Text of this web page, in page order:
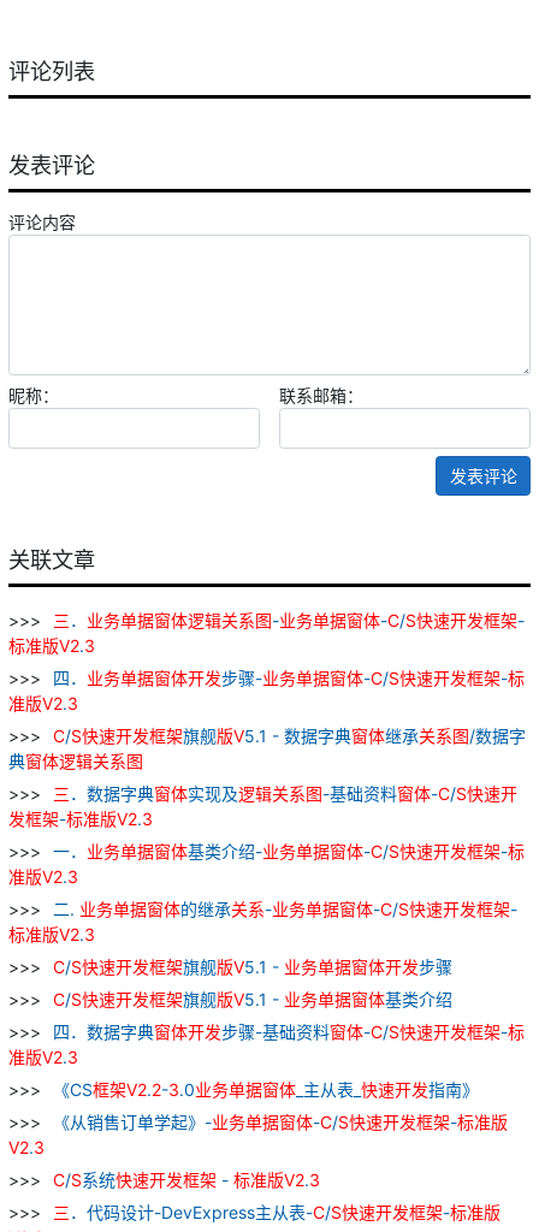
评论列表
发表评论
评论内容
昵称： 联系邮箱：
发表评论
关联文章
三． 业务单据窗体逻辑关系图-业务单据窗体-C/S快速开发框架-
标准版V2.3
四． 业务单据窗体开发步骤-业务单据窗体-C/S快速开发框架-标
准版V2.3
C/S快速开发框架旗舰版V5.1 - 数据字典窗体继承关系图/数据字
典窗体逻辑关系图
三．数据字典窗体实现及逻辑关系图-基础资料窗体-C/S快速开
发框架-标准版V2.3
一． 业务单据窗体基类介绍-业务单据窗体-C/S快速开发框架-标
准版V2.3
二. 业务单据窗体的继承关系-业务单据窗体-C/S快速开发框架-
标准版V2.3
C/S快速开发框架旗舰版V5.1 - 业务单据窗体开发步骤
C/S快速开发框架旗舰版V5.1 - 业务单据窗体基类介绍
四．数据字典窗体开发步骤-基础资料窗体-C/S快速开发框架-标
准版V2.3
《CS框架V2.2-3.0业务单据窗体 _主从表_ 快速开发指南》
《从销售订单学起》-业务单据窗体-C/S快速开发框架-标准版
V2.3
C/S系统快速开发框架 - 标准版V2.3
三．代码设计-DevExpress主从表-C/S快速开发框架-标准版